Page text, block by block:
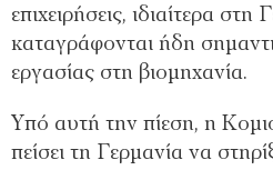
επιχειρήσεις, ιδιαίτερα
καταγράφονται ήδη
εργασίας στη βιοµηχανία.
Υπό αυτή την πίεση, η
πείσει τη Γερµανία να